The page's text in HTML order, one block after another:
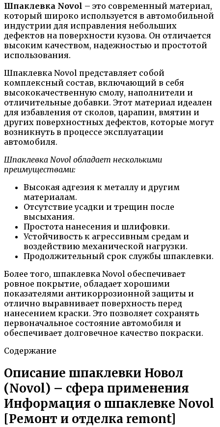
Шпаклевка Novol – это современный материал,
который широко используется в автомобильной
индустрии для исправления небольших
дефектов на поверхности кузова. Он отличается
высоким качеством, надежностью и простотой
использования.
Шпаклевка Novol представляет собой
комплексный состав, включающий в себя
высококачественную смолу, наполнители и
отличительные добавки. Этот материал идеален
для избавления от сколов, царапин, вмятин и
других поверхностных дефектов, которые могут
возникнуть в процессе эксплуатации
автомобиля.
Шпаклевка Novol обладает несколькими
преимуществами:
Высокая адгезия к металлу и другим
материалам.
Отсутствие усадки и трещин после
высыхания.
Простота нанесения и шлифовки.
Устойчивость к агрессивным средам и
воздействию механической нагрузки.
Продолжительный срок службы шпаклевки.
Более того, шпаклевка Novol обеспечивает
ровное покрытие, обладает хорошими
показателями антикоррозионной защиты и
отлично выравнивает поверхность перед
нанесением краски. Это позволяет сохранять
первоначальное состояние автомобиля и
обеспечивает долговечное качество покраски.
Содержание
Описание шпаклевки Новол
(Novol) – сфера применения
Информация о шпаклевке Novol
[Ремонт и отделка remont]